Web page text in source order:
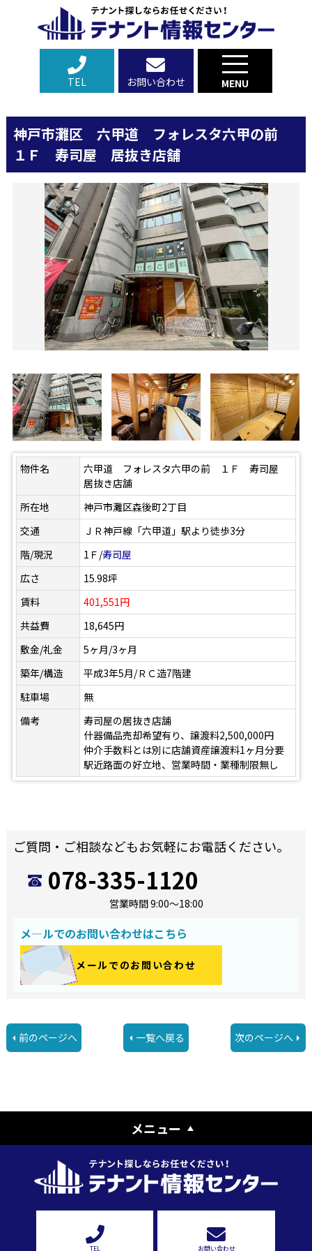
TEL お問い合わせ MENU
神戸市灘区 六甲道 フォレスタ六甲の前
１Ｆ 寿司屋 居抜き店舗
物件名
六甲道 フォレスタ六甲の前 １Ｆ 寿司屋
居抜き店舗
所在地
神戸市灘区森後町2丁目
交通
ＪＲ神戸線「六甲道」駅より徒歩3分
階/現況
1Ｆ/寿司屋
広さ
15.98坪
賃料
401,551円
共益費
18,645円
敷金/礼金
5ヶ月/3ヶ月
築年/構造
平成3年5月/ＲＣ造7階建
駐車場
無
備考
寿司屋の居抜き店舗
什器備品売却希望有り、譲渡料2,500,000円
仲介手数料とは別に店舗資産譲渡料1ヶ月分要
駅近路面の好立地、営業時間・業種制限無し
ご質問・ご相談などもお気軽にお電話ください。
078-335-1120
営業時間 9:00～18:00
メ―ルでのお問い合わせはこちら
メールでのお問い合わせ
前のページへ 次のページへ
一覧へ戻る
メニュー
TEL お問い合わせ